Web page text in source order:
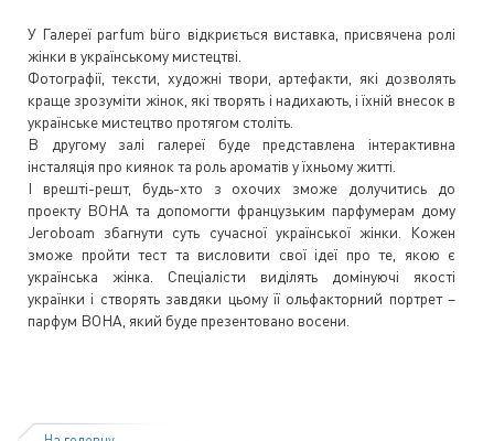
У Галереї parfum büro відкриється виставка, присвячена ролі
жінки в українському мистецтві.
Фотографії, тексти, художні твори, артефакти, які дозволять
краще зрозуміти жінок, які творять і надихають, і їхній внесок в
українське мистецтво протягом століть.
В другому залі галереї буде представлена інтерактивна
інсталяція про киянок та роль ароматів у їхньому житті.
І врешті-решт, будь-хто з охочих зможе долучитись до
проекту ВОНА та допомогти французьким парфумерам дому
Jeroboam збагнути суть сучасної української жінки. Кожен
зможе пройти тест та висловити свої ідеї про те, якою є
українська жінка. Спеціалісти виділять домінуючі якості
українки і створять завдяки цьому її ольфакторний портрет –
парфум ВОНА, який буде презентовано восени.